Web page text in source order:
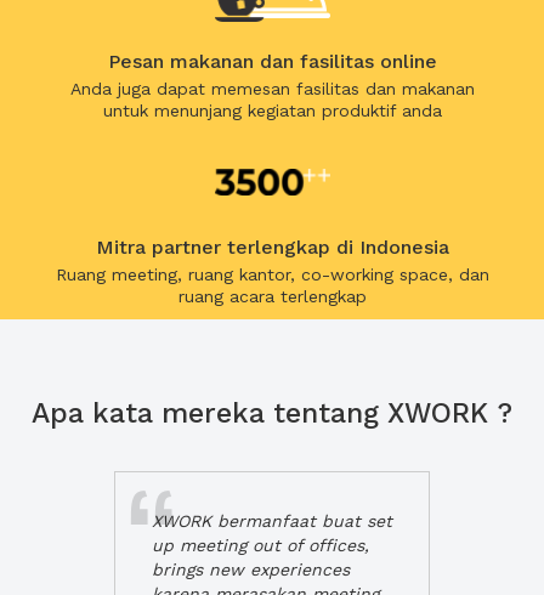
Pesan makanan dan fasilitas online
Anda juga dapat memesan fasilitas dan makanan
untuk menunjang kegiatan produktif anda
Mitra partner terlengkap di Indonesia
Ruang meeting, ruang kantor, co-working space, dan
ruang acara terlengkap
Apa kata mereka tentang XWORK ?
XWORK bermanfaat buat set
up meeting out of offices,
brings new experiences